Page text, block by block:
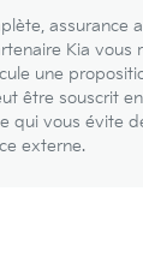
assurance
Kia vous
une
être souscrit
qui vous évite
externe.